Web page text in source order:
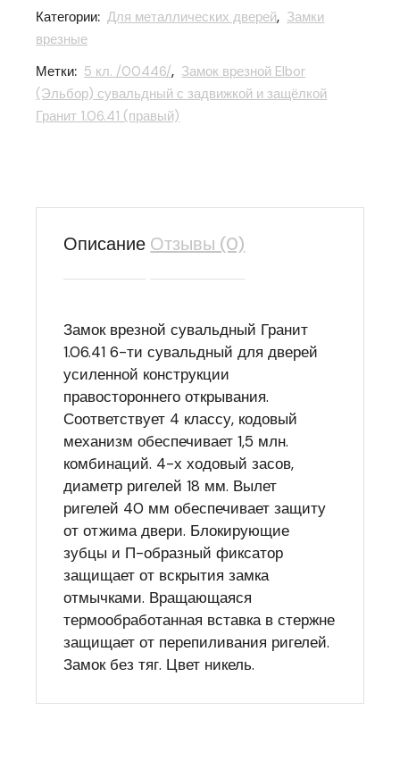
Категории: Для металлических дверей, Замки
врезные
Метки: 5 кл. /00446/, Замок врезной Elbor
(Эльбор) сувальдный с задвижкой и защёлкой
Гранит 1.06.41 (правый)
Описание Отзывы (0)
Замок врезной сувальдный Гранит
1.06.41 6-ти сувальдный для дверей
усиленной конструкции
правостороннего открывания.
Соответствует 4 классу, кодовый
механизм обеспечивает 1,5 млн.
комбинаций. 4-х ходовый засов,
диаметр ригелей 18 мм. Вылет
ригелей 40 мм обеспечивает защиту
от отжима двери. Блокирующие
зубцы и П-образный фиксатор
защищает от вскрытия замка
отмычками. Вращающаяся
термообработанная вставка в стержне
защищает от перепиливания ригелей.
Замок без тяг. Цвет никель.